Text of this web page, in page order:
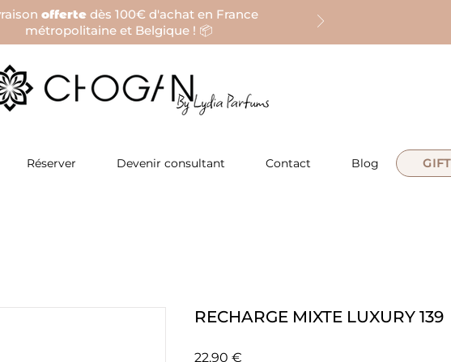
offertedès 100€ d'achat en France
métropolitaine et Belgique ! 📦
Réserver Devenir consultant Contact Blog
RECHARGE MIXTE LUXURY 139
22,90 €